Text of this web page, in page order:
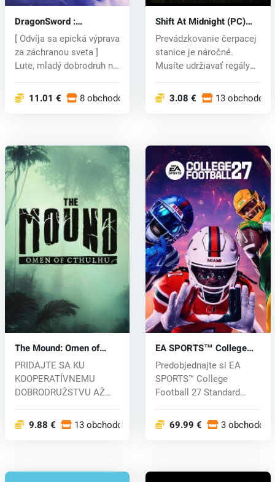
DragonSword :
Awakening (PC) key
[ Odvíja sa epická výprava
za záchranou sveta ]
Lute, mladý dobrodruh na
11.01 € 8 obchodoch
Shift At Midnight (PC)
key
Prevádzkovanie čerpacej
stanice je náročné.
Musíte udržiavať regály
3.08 € 13 obchodoch
The Mound: Omen of
Cthulhu (PC) key
PRIDAJTE SA KU
KOOPERATÍVNEMU
DOBRODRUŽSTVU AŽ
Ponorte s...
9.88 € 13 obchodoch
EA SPORTS™ College
Football 27 (PC) key
Predobjednajte si EA
SPORTS™ College
Football 27 Standard
69.99 € 3 obchodoch